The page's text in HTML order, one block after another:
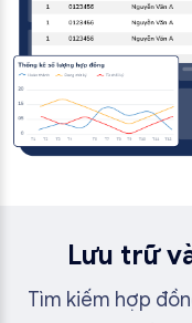
Lưu trữ
Tìm kiếm hợp